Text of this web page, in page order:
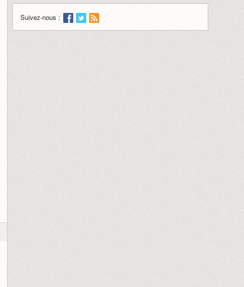
Suivez-nous :